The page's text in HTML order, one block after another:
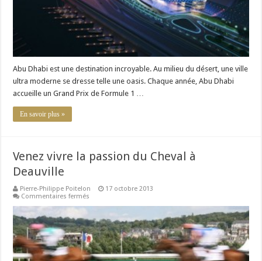
Dhabi
Abu Dhabi est une destination incroyable. Au milieu du désert, une ville
ultra moderne se dresse telle une oasis. Chaque année, Abu Dhabi
accueille un Grand Prix de Formule 1 …
En savoir plus »
Venez vivre la passion du Cheval à
Deauville
Pierre-Philippe Poitelon
17 octobre 2013
Commentaires fermés
la
passion
du
Cheval
à
Deauville